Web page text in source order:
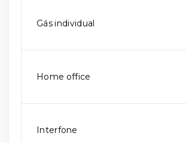
Gás individual
Home office
Interfone